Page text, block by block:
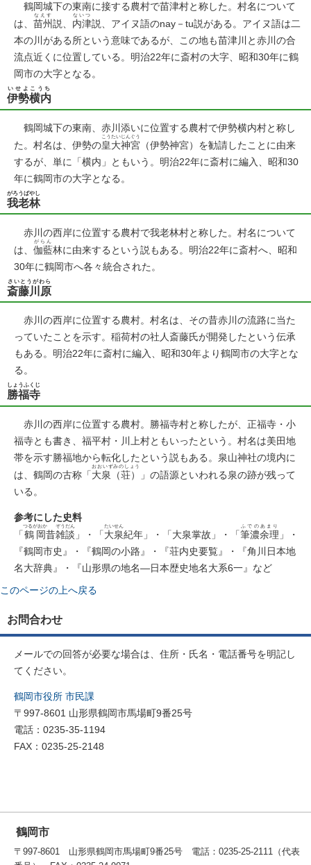
鶴岡城下の東南に接する農村で苗津村と称した。村名について
は、 苗州
なえす
説、 内津
ないつ
説、アイヌ語のnay－tu説がある。アイヌ語は二
本の川がある所という意味であるが、この地も苗津川と赤川の合
流点近くに位置している。明治22年に斎村の大字、昭和30年に鶴
岡市の大字となる。
伊勢横内
いせよこうち
鶴岡城下の東南、赤川添いに位置する農村で伊勢横内村と称し
た。村名は、伊勢の皇大神宮
こうたいじんぐう
（伊勢神宮）を勧請したことに由来
するが、単に「横内」ともいう。明治22年に斎村に編入、昭和30
年に鶴岡市の大字となる。
我老林
がろうばやし
赤川の西岸に位置する農村で我老林村と称した。村名について
は、 伽藍
がらん
林に由来するという説もある。明治22年に斎村へ、昭和
30年に鶴岡市へ各々統合された。
斎藤川原
さいとうがわら
赤川の西岸に位置する農村。村名は、その昔赤川の流路に当た
っていたことを示す。稲荷村の社人斎藤氏が開発したという伝承
もある。明治22年に斎村に編入、昭和30年より鶴岡市の大字とな
る。
勝福寺
しょうふくじ
赤川の西岸に位置する農村。勝福寺村と称したが、正福寺・小
福寺とも書き、福平村・川上村ともいったという。村名は美田地
帯を示す勝福地から転化したという説もある。泉山神社の境内に
は、鶴岡の古称「大泉（荘）
おおいずみのしょう
」の語源といわれる泉の跡が残って
いる。
参考にした史料
「鶴岡
つるがおか
昔雑談
ぞうだん
」・「大泉
たいせん
紀年」・「大泉掌故」・「筆濃余理
ふでのあまり
」・
『鶴岡市史』・『鶴岡の小路』・『荘内史要覧』・『角川日本地
名大辞典』・『山形県の地名―日本歴史地名大系6一』など
このページの上へ戻る
お問合わせ
メールでの回答が必要な場合は、住所・氏名・電話番号を明記し
てください。
鶴岡市役所 市民課
〒997-8601 山形県鶴岡市馬場町9番25号
電話：0235-35-1194
FAX：0235-25-2148
鶴岡市
〒997-8601 山形県鶴岡市馬場町9番25号 電話：0235-25-2111（代表